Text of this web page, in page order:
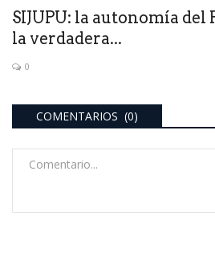
SIJUPU: la autonomía del
la verdadera...
0
COMENTARIOS (0)